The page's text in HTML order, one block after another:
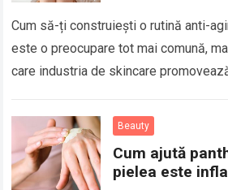
Cum să-ți construiești o rutină anti-
este o preocupare tot mai comună,
care industria de skincare
Beauty
Cum ajută
pielea este